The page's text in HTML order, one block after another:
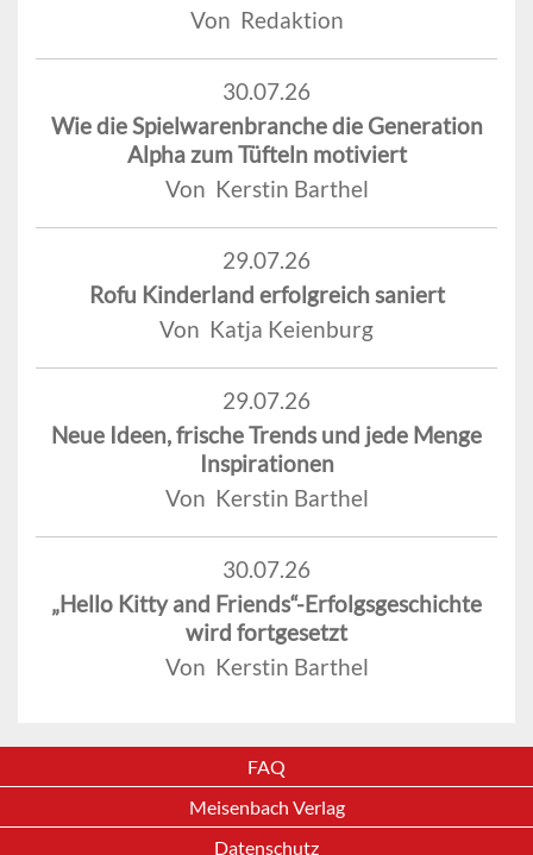
Von Redaktion
30.07.26
Wie die Spielwarenbranche die Generation
Alpha zum Tüfteln motiviert
Von Kerstin Barthel
29.07.26
Rofu Kinderland erfolgreich saniert
Von Katja Keienburg
29.07.26
Neue Ideen, frische Trends und jede Menge
Inspirationen
Von Kerstin Barthel
30.07.26
„Hello Kitty and Friends“-Erfolgsgeschichte
wird fortgesetzt
Von Kerstin Barthel
FAQ
Meisenbach Verlag
Datenschutz